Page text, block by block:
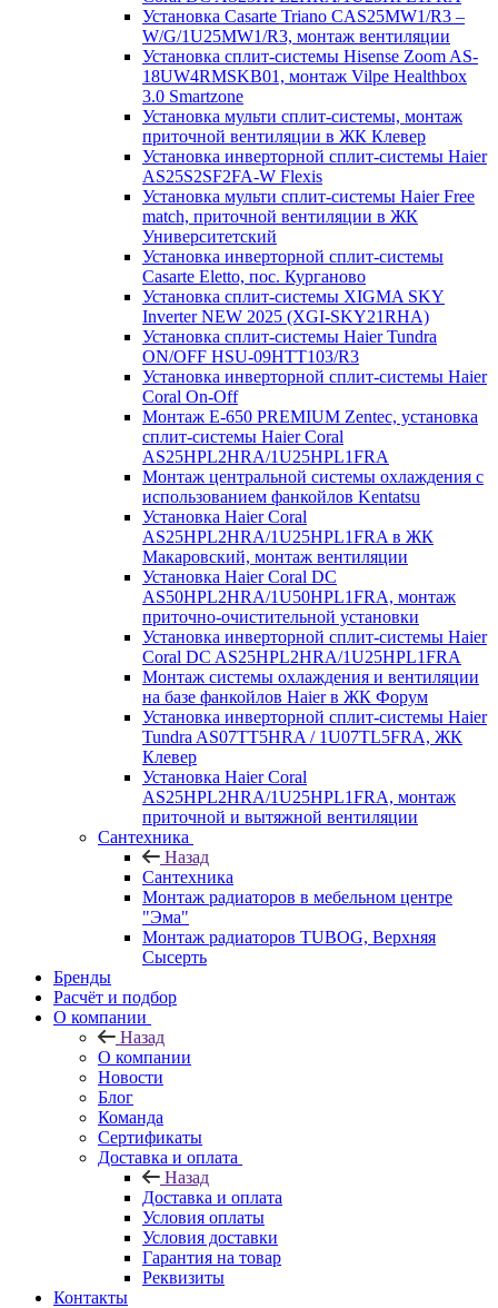
Установка Casarte Triano CAS25MW1/R3 –
W/G/1U25MW1/R3, монтаж вентиляции
Установка сплит-системы Hisense Zoom AS-
18UW4RMSKB01, монтаж Vilpe Healthbox
3.0 Smartzone
Установка мульти сплит-системы, монтаж
приточной вентиляции в ЖК Клевер
Установка инверторной сплит-системы Haier
AS25S2SF2FA-W Flexis
Установка мульти сплит-системы Haier Free
match, приточной вентиляции в ЖК
Университетский
Установка инверторной сплит-системы
Casarte Eletto, пос. Курганово
Установка сплит-системы XIGMA SKY
Inverter NEW 2025 (XGI-SKY21RHA)
Установка сплит-системы Haier Tundra
ON/OFF HSU-09HTT103/R3
Установка инверторной сплит-системы Haier
Coral On-Off
Монтаж E-650 PREMIUM Zentec, установка
сплит-системы Haier Coral
AS25HPL2HRA/1U25HPL1FRA
Монтаж центральной системы охлаждения с
использованием фанкойлов Kentatsu
Установка Haier Coral
AS25HPL2HRA/1U25HPL1FRA в ЖК
Макаровский, монтаж вентиляции
Установка Haier Coral DC
AS50HPL2HRA/1U50HPL1FRA, монтаж
приточно-очистительной установки
Установка инверторной сплит-системы Haier
Coral DC AS25HPL2HRA/1U25HPL1FRA
Монтаж системы охлаждения и вентиляции
на базе фанкойлов Haier в ЖК Форум
Установка инверторной сплит-системы Haier
Tundra AS07TT5HRA / 1U07TL5FRA, ЖК
Клевер
Установка Haier Coral
AS25HPL2HRA/1U25HPL1FRA, монтаж
приточной и вытяжной вентиляции
Сантехника
Назад
Сантехника
Монтаж радиаторов в мебельном центре
"Эма"
Монтаж радиаторов TUBOG, Верхняя
Сысерть
Бренды
Расчёт и подбор
О компании
Назад
О компании
Новости
Блог
Команда
Сертификаты
Доставка и оплата
Назад
Доставка и оплата
Условия оплаты
Условия доставки
Гарантия на товар
Реквизиты
Контакты